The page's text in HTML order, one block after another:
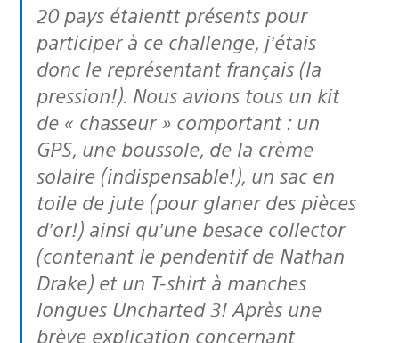
20 pays étaientt présents pour
participer à ce challenge, j’étais
donc le représentant français (la
pression!). Nous avions tous un kit
de « chasseur » comportant : un
GPS, une boussole, de la crème
solaire (indispensable!), un sac en
toile de jute (pour glaner des pièces
d’or!) ainsi qu’une besace collector
(contenant le pendentif de Nathan
Drake) et un T-shirt à manches
longues Uncharted 3! Après une
brève explication concernant